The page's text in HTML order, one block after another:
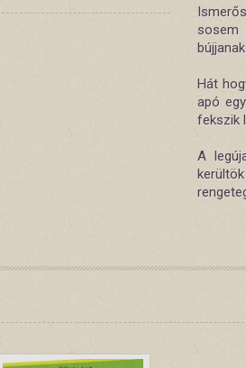
sosem
Hát
apó
fekszik
A